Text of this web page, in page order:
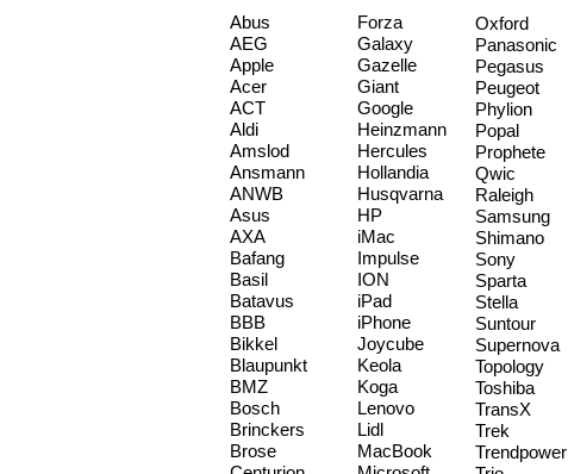
Abus
AEG
Apple
Acer
ACT
Aldi
Amslod
Ansmann
ANWB
Asus
AXA
Bafang
Basil
Batavus
BBB
Bikkel
Blaupunkt
BMZ
Bosch
Brinckers
Brose
Forza
Galaxy
Gazelle
Giant
Google
Heinzmann
Hercules
Hollandia
Husqvarna
HP
iMac
Impulse
ION
iPad
iPhone
Joycube
Keola
Koga
Lenovo
Lidl
MacBook
Oxford
Panasonic
Pegasus
Peugeot
Phylion
Popal
Prophete
Qwic
Raleigh
Samsung
Shimano
Sony
Sparta
Stella
Suntour
Supernova
Topology
Toshiba
TransX
Trek
Trendpower